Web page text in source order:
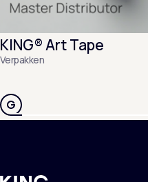
KING® Art Tape
Verpakken